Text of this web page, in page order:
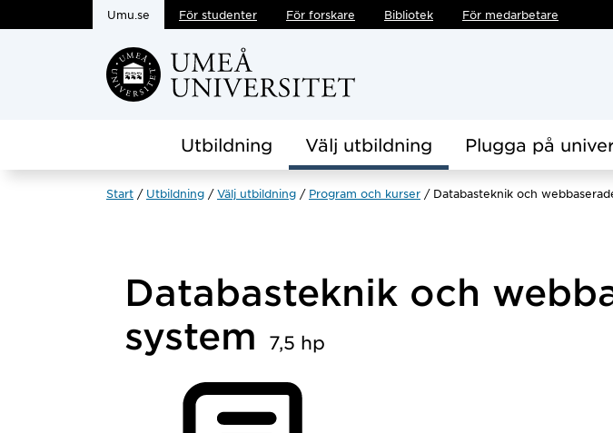
Hoppa direkt till innehållet
Umu.se För studenter För forskare Bibliotek För medarbetare
Utbildning Välj utbildning Plugga på
Start Utbildning Välj utbildning Program och kurser Databasteknik och
Databasteknik och
system
7,5 hp